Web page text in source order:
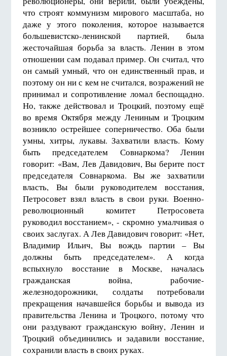
что строят коммунизм мирового масштаба, но
даже у этого поколения, которое называется
большевистско-ленинской партией, была
жесточайшая борьба за власть. Ленин в этом
отношении сам подавал пример. Он считал, что
он самый умный, что он единственный прав, и
поэтому он ни с кем не считался, возражений не
принимал и сопротивление ломал беспощадно.
Но, также действовал и Троцкий, поэтому ещё
во время Октября между Лениным и Троцким
возникло острейшее соперничество. Оба были
умны, хитры, лукавы. Захватили власть. Кому
быть председателем Совнаркома? Ленин
говорит: «Вам, Лев Давидович, Вы берите пост
председателя Совнаркома. Вы же захватили
власть, Вы были руководителем восстания,
Петросовет взял власть в свои руки. Военно-
революционный комитет Петросовета
руководил восстанием», - скромно умалчивая о
своих заслугах. А Лев Давидович говорит: «Нет,
Владимир Ильич, Вы вождь партии – Вы
должны быть председателем». А когда
вспыхнуло восстание в Москве, началась
гражданская война, рабочие-
железнодорожники, солдаты потребовали
прекращения начавшейся борьбы и вывода из
правительства Ленина и Троцкого, потому что
они раздувают гражданскую войну, Ленин и
Троцкий объединились и задавили восстание,
сохранили власть в своих руках.